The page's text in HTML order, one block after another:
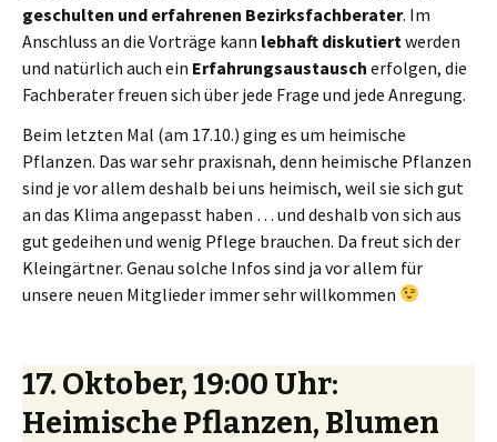
geschulten und erfahrenen Bezirksfachberater. Im
Anschluss an die Vorträge kann lebhaft diskutiert werden
und natürlich auch ein Erfahrungsaustausch erfolgen, die
Fachberater freuen sich über jede Frage und jede Anregung.
Beim letzten Mal (am 17.10.) ging es um heimische
Pflanzen. Das war sehr praxisnah, denn heimische Pflanzen
sind je vor allem deshalb bei uns heimisch, weil sie sich gut
an das Klima angepasst haben … und deshalb von sich aus
gut gedeihen und wenig Pflege brauchen. Da freut sich der
Kleingärtner. Genau solche Infos sind ja vor allem für
unsere neuen Mitglieder immer sehr willkommen
17. Oktober, 19:00 Uhr:
Heimische Pflanzen, Blumen